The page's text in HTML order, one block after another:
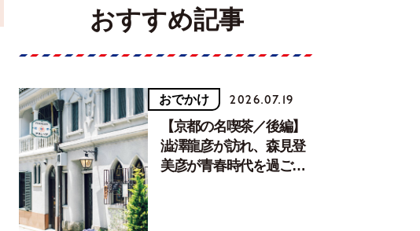
おすすめ記事
おでかけ 2026.07.19
【京都の名喫茶／後編】
澁澤龍彦が訪れ、森見登
美彦が青春時代を過ごし